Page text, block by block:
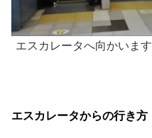
エスカレータへ向かいます
エスカレータからの行き方